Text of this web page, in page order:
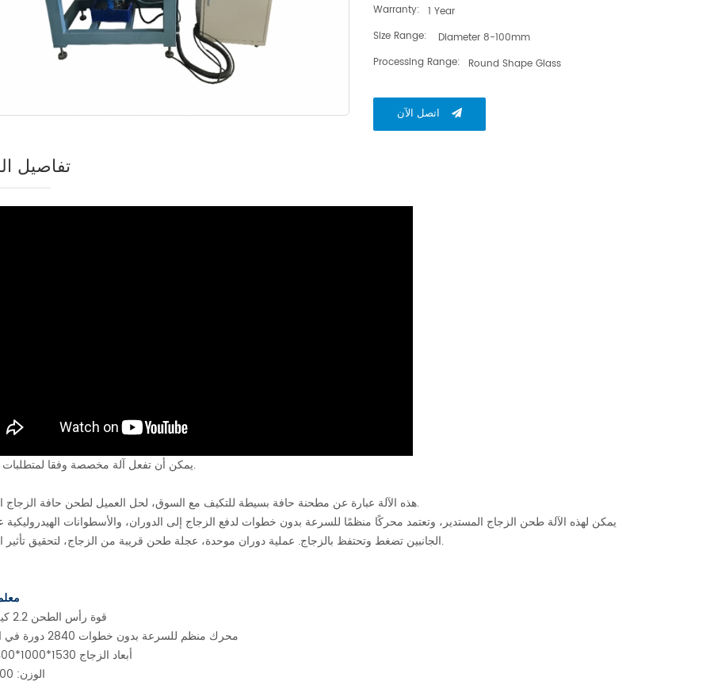
Warranty: 1 Year
Size Range:
Diameter 8-100mm
Processing Range:
Round Shape Glass
اتصل الآن
تفاصيل
يمكن أن تفعل آلة مخصصة وفقا لمتطلبات العملاء.
هذه الآلة عبارة عن مطحنة حافة بسيطة للتكيف مع السوق، لحل العميل لطحن حافة الزجاج الدائرية.
يمكن لهذه الآلة طحن الزجاج المستدير، وتعتمد محركًا منظمًا للسرعة بدون خطوات لدفع الزجاج إلى الدوران، والأسطوانات الهيدروليكية
الجانبين تضغط وتحتفظ بالزجاج. عملية دوران موحدة، عجلة طحن قريبة من الزجاج، لتحقيق تأثير الحواف.
قوة رأس الطحن 2.2 كيلو وات
محرك منظم للسرعة بدون خطوات 2840 دورة في الدقيقة
أبعاد الزجاج 1530*1000*1400 ملم
الوزن: 500 كجم